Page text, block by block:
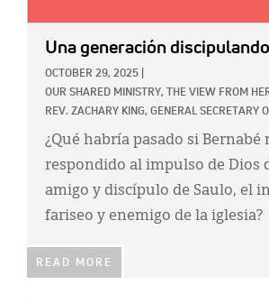
Una generación
OCTOBER 29, 2025
OUR SHARED MINISTRY,
THE VIEW FROM
REV. ZACHARY KING, GENERAL SECRETARY
¿Qué habría pasado si Bernabé
respondido al impulso de Dios
amigo y discípulo de Saulo, el
fariseo y enemigo de la iglesia?
READ MORE